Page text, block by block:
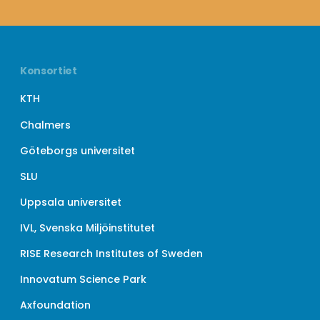
Konsortiet
KTH
Chalmers
Göteborgs universitet
SLU
Uppsala universitet
IVL, Svenska Miljöinstitutet
RISE Research Institutes of Sweden
Innovatum Science Park
Axfoundation